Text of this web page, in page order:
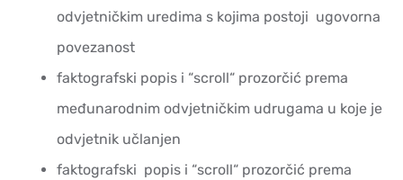
odvjetničkim uredima s kojima postoji ugovorna
povezanost
faktografski popis i “scroll“ prozorčić prema
međunarodnim odvjetničkim udrugama u koje je
odvjetnik učlanjen
faktografski popis i “scroll“ prozorčić prema